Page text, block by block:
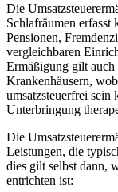
Die
Schlafräumen erfasst
Pensionen,
vergleichbaren
Ermäßigung gilt
Krankenhäusern,
umsatzsteuerfrei
Unterbringung
Die
Leistungen, die
dies gilt selbst dann,
entrichten ist: